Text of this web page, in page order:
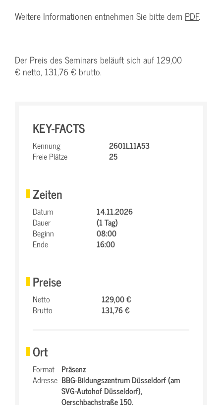
Weitere Informationen entnehmen Sie bitte dem PDF.
Der Preis des Seminars beläuft sich auf 129,00
€ netto, 131,76 € brutto.
KEY-FACTS
Kennung
2601L11A53
Freie Plätze
25
Zeiten
Datum
14.11.2026
Dauer
(1 Tag)
Beginn
08:00
Ende
16:00
Preise
Netto
129,00 €
Brutto
131,76 €
Ort
Format Präsenz
Adresse BBG-Bildungszentrum Düsseldorf (am
SVG-Autohof Düsseldorf),
Oerschbachstraße 150,